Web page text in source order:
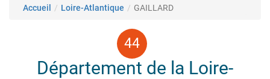
Fil d'Ariane
Accueil Loire-Atlantique GAILLARD
Département de la Loire-